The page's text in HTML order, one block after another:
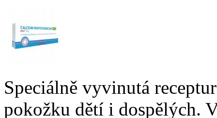
Speciálně vyvinutá
pokožku dětí i dospělých.